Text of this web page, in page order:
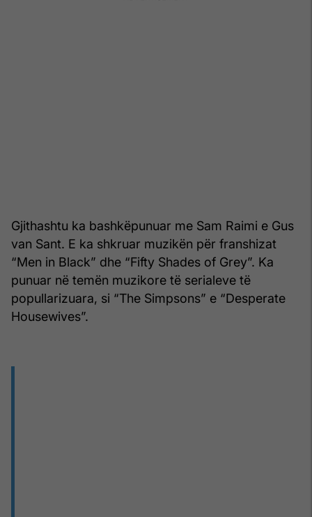
Gjithashtu ka bashkëpunuar me Sam Raimi e Gus
van Sant. E ka shkruar muzikën për franshizat
“Men in Black” dhe “Fifty Shades of Grey”. Ka
punuar në temën muzikore të serialeve të
popullarizuara, si “The Simpsons” e “Desperate
Housewives”.